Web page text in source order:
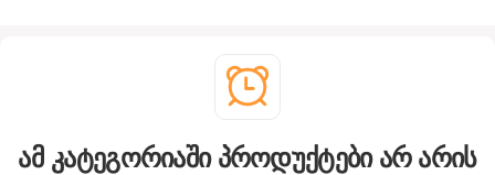
ამ კატეგორიაში პროდუქტები არ არის